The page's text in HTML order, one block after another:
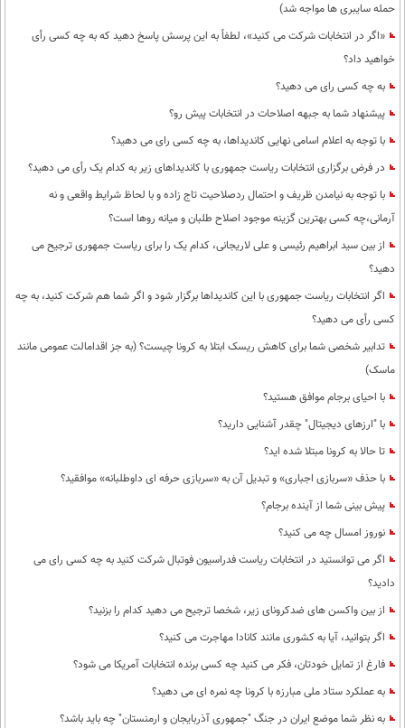
حمله سایبری ها مواجه شد)
«اگر در انتخابات شرکت می کنید»، لطفاً به این پرسش پاسخ دهید که به چه کسی رأی
خواهید داد؟
به چه کسی رای می دهید؟
پیشنهاد شما به جبهه اصلاحات در انتخابات پیش رو؟
با توجه به اعلام اسامی نهایی کاندیداها، به چه کسی رای می دهید؟
در فرض برگزاری انتخابات ریاست جمهوری با کاندیداهای زیر به کدام یک رأی می دهید؟
با توجه به نیامدن ظریف و احتمال ردصلاحیت تاج زاده و با لحاظ شرایط واقعی و نه
آرمانی،چه کسی بهترین گزینه موجود اصلاح طلبان و میانه روها است؟
از بین سید ابراهیم رئیسی و علی لاریجانی، کدام یک را برای ریاست جمهوری ترجیح می
دهید؟
اگر انتخابات ریاست جمهوری با این کاندیداها برگزار شود و اگر شما هم شرکت کنید، به چه
کسی رأی می دهید؟
تدابیر شخصی شما برای کاهش ریسک ابتلا به کرونا چیست؟ (به جز اقدامالت عمومی مانند
ماسک)
با احیای برجام موافق هستید؟
با "ارزهای دیجیتال" چقدر آشنایی دارید؟
تا حالا به کرونا مبتلا شده اید؟
با حذف «سربازی اجباری» و تبدیل آن به «سربازی حرفه ای داوطلبانه» موافقید؟
پیش بینی شما از آینده برجام؟
نوروز امسال چه می کنید؟
اگر می توانستید در انتخابات ریاست فدراسیون فوتبال شرکت کنید به چه کسی رای می
دادید؟
از بین واکسن های ضدکرونای زیر، شخصا ترجیح می دهید کدام را بزنید؟
اگر بتوانید، آیا به کشوری مانند کانادا مهاجرت می کنید؟
فارغ از تمایل خودتان، فکر می کنید چه کسی برنده انتخابات آمریکا می شود؟
به عملکرد ستاد ملی مبارزه با کرونا چه نمره ای می دهید؟
به نظر شما موضع ایران در جنگ "جمهوری آذربایجان و ارمنستان" چه باید باشد؟